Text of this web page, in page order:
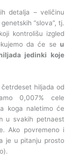
detalja – veličinu
“slova”, tj.
kontrolišu izgled
da će se u
jedinki koje
hiljada od
0,007% cele
koga naletimo će
u svakih petnaest
Ako povremeno i
je u pitanju prosto